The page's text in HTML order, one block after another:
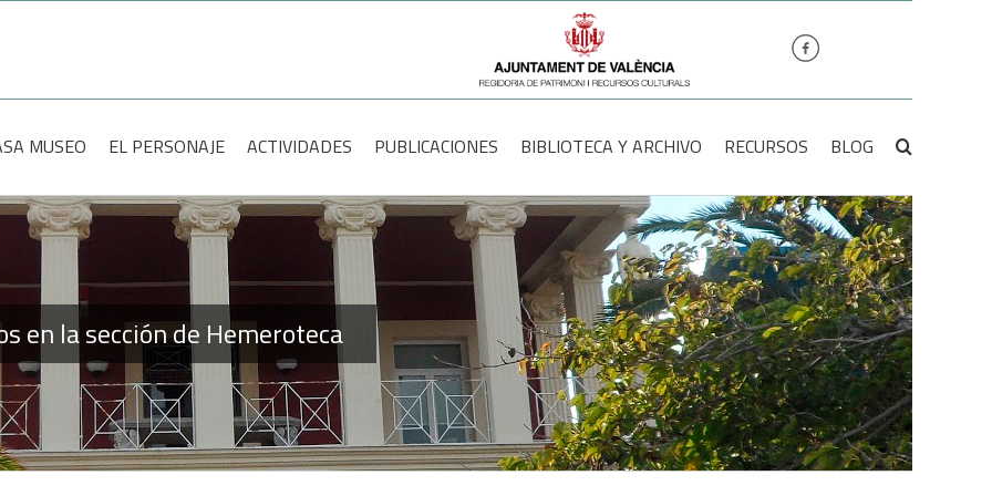
MUSEO
EL PERSONAJE ACTIVIDADES PUBLICACIONES BIBLIOTECA Y ARCHIVO RECURSOS BLOG
en la sección de Hemeroteca